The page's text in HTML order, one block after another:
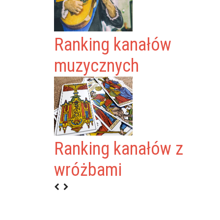
Ranking kanałów
muzycznych
Ranking kanałów z
wróżbami